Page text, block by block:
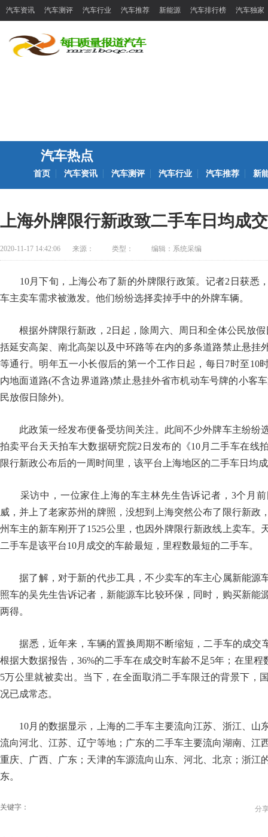
汽车资讯 汽车测评 汽车行业 汽车推荐 新能源 汽车排行榜 汽车独家
汽车热点
首页 汽车资讯 汽车测评 汽车行业 汽车推荐 新
上海外牌限行新政致二手车日均成
2020-11-17 14:42:06 来源： 类型： 编辑：系统采编
10月下旬，上海公布了新的外牌限行政策。记者2日获悉
车主卖车需求被激发。他们纷纷选择卖掉手中的外牌车辆。
根据外牌限行新政，2日起，除周六、周日和全体公民放假
括延安高架、南北高架以及中环路等在内的多条道路禁止悬挂
等通行。明年五一小长假后的第一个工作日起，每日7时至10
内地面道路(不含边界道路)禁止悬挂外省市机动车号牌的小客
民放假日除外)。
此政策一经发布便备受坊间关注。此间不少外牌车主纷纷
拍卖平台天天拍车大数据研究院2日发布的《10月二手车在线
限行新政公布后的一周时间里，该平台上海地区的二手车日均
采访中，一位家住上海的车主林先生告诉记者，3个月前
威，并上了老家苏州的牌照，没想到上海突然公布了限行新政
州车主的新车刚开了1525公里，也因外牌限行新政线上卖车。
二手车是该平台10月成交的车龄最短，里程数最短的二手车。
据了解，对于新的代步工具，不少卖车的车主心属新能源
照车的吴先生告诉记者，新能源车比较环保，同时，购买新能
两得。
据悉，近年来，车辆的置换周期不断缩短，二手车的成交
根据大数据报告，36%的二手车在成交时车龄不足5年；在里程
5万公里就被卖出。当下，在全面取消二手车限迁的背景下，
况已成常态。
10月的数据显示，上海的二手车主要流向江苏、浙江、山
流向河北、江苏、辽宁等地；广东的二手车主要流向湖南、江
重庆、广西、广东；天津的车源流向山东、河北、北京；浙江
东。
分
关键字：